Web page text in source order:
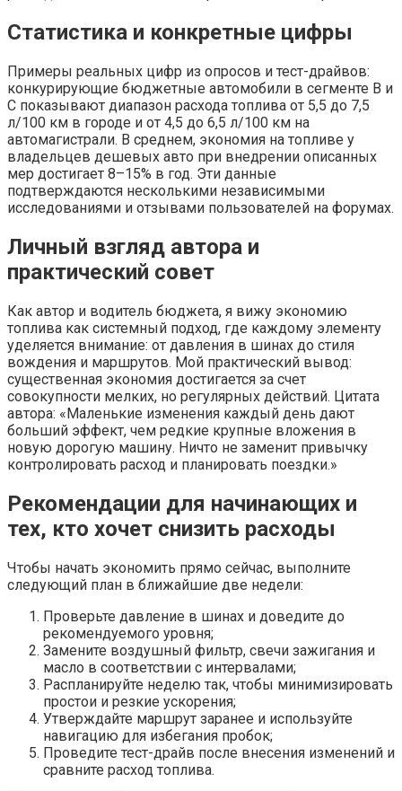
Статистика и конкретные цифры
Примеры реальных цифр из опросов и тест-драйвов:
конкурирующие бюджетные автомобили в сегменте B и
C показывают диапазон расхода топлива от 5,5 до 7,5
л/100 км в городе и от 4,5 до 6,5 л/100 км на
автомагистрали. В среднем, экономия на топливе у
владельцев дешевых авто при внедрении описанных
мер достигает 8–15% в год. Эти данные
подтверждаются несколькими независимыми
исследованиями и отзывами пользователей на форумах.
Личный взгляд автора и
практический совет
Как автор и водитель бюджета, я вижу экономию
топлива как системный подход, где каждому элементу
уделяется внимание: от давления в шинах до стиля
вождения и маршрутов. Мой практический вывод:
существенная экономия достигается за счет
совокупности мелких, но регулярных действий. Цитата
автора: «Маленькие изменения каждый день дают
больший эффект, чем редкие крупные вложения в
новую дорогую машину. Ничто не заменит привычку
контролировать расход и планировать поездки.»
Рекомендации для начинающих и
тех, кто хочет снизить расходы
Чтобы начать экономить прямо сейчас, выполните
следующий план в ближайшие две недели:
Проверьте давление в шинах и доведите до
рекомендуемого уровня;
Замените воздушный фильтр, свечи зажигания и
масло в соответствии с интервалами;
Распланируйте неделю так, чтобы минимизировать
простои и резкие ускорения;
Утверждайте маршрут заранее и используйте
навигацию для избегания пробок;
Проведите тест-драйв после внесения изменений и
сравните расход топлива.